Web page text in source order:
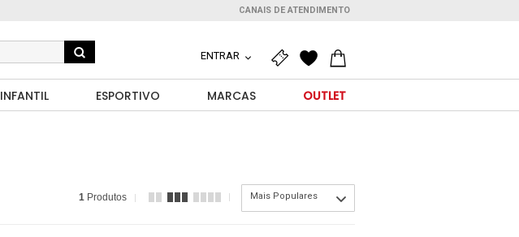
CANAIS DE ATENDIMENTO
ENTRAR
INFANTIL ESPORTIVO MARCAS OUTLET
1 Produtos Mais Populares